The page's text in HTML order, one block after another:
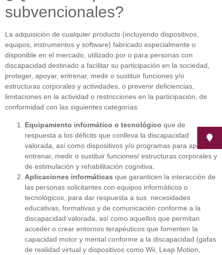
subvencionales?
La adquisición de cualquier producto (incluyendo dispositivos,
equipos, instrumentos y software) fabricado especialmente o
disponible en el mercado, utilizado por o para personas con
discapacidad destinado a facilitar su participación en la sociedad,
proteger, apoyar, entrenar, medir o sustituir funciones y/o
estructuras corporales y actividades, o prevenir deficiencias,
limitaciones en la actividad o restricciones en la participación, de
conformidad con las siguientes categorías:
Equipamiento informático o tecnológico que de
respuesta a los déficits que conlleva la discapacidad
valorada, así como dispositivos y/o programas para apoyar,
entrenar, medir o sustituir funciones/ estructuras corporales y
de estimulación y rehabilitación cognitiva.
Aplicaciones informáticas que garanticen la interacción de
las personas solicitantes con equipos informáticos o
tecnológicos, para dar respuesta a sus necesidades
educativas, formativas y de comunicación conforme a la
discapacidad valorada, así como aquellos que permitan
acceder o crear entornos terapéuticos que fomenten la
capacidad motor y mental conforme a la discapacidad (gafas
de realidad virtual y dispositivos como Wii, Leap Motion,